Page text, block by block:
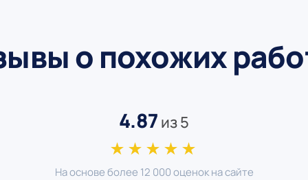
о похожих
4.87 из 5
★★★★★
На основе более 12 000 оценок на сайте